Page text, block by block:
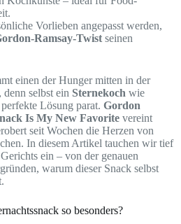
Vorlieben angepasst werden,
Ramsay-Twist seinen
einen der Hunger mitten in der
selbst ein Sternekoch wie
Lösung parat. Gordon
Is My New Favorite vereint
seit Wochen die Herzen von
In diesem Artikel tauchen wir tief
ein – von der genauen
warum dieser Snack selbst
so besonders?